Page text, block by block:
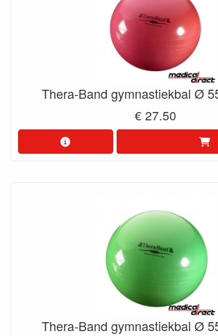
Thera-Band gymnastiekbal Ø
€ 27.50
Thera-Band gymnastiekbal Ø